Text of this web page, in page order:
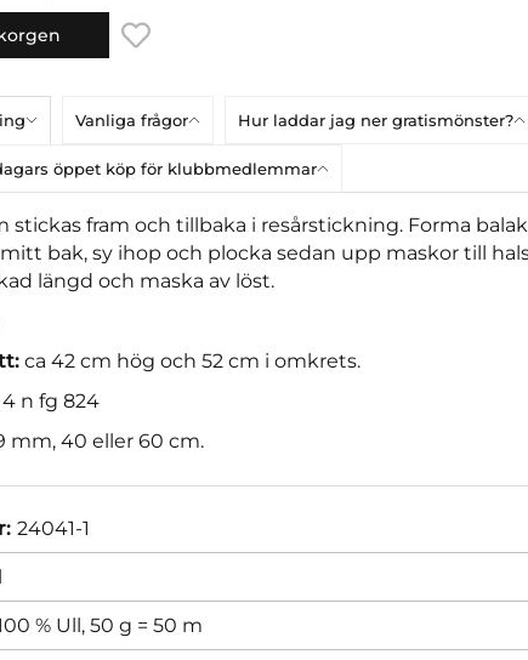
Vanliga frågor Hur laddar jag ner gratismönster?
öppet köp för klubbmedlemmar
stickas fram och tillbaka i resårstickning. Forma
bak, sy ihop och plocka sedan upp maskor till
längd och maska av löst.
ca 42 cm hög och 52 cm i omkrets.
4 n fg 824
mm, 40 eller 60 cm.
24041-1
% Ull, 50 g = 50 m